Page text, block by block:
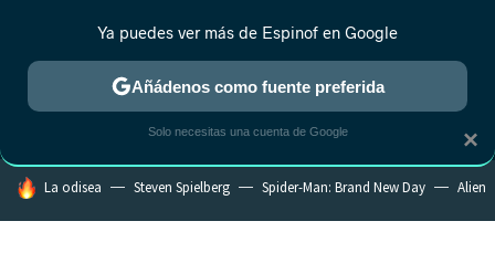
MENÚ NUEVO
ESTRENOS REALITY ANIME RANKINGS CINE
HOY SE HABLA DE
La odisea Steven Spielberg Spider-Man: Brand New Day Alien
×
Ya puedes ver más de Espinof en Google
Añádenos como fuente preferida
Solo necesitas una cuenta de Google